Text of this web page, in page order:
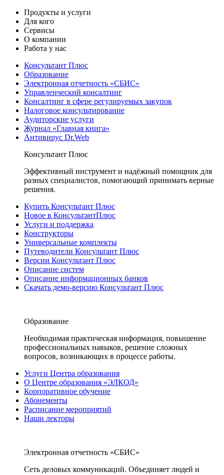
Продукты и услуги
Для кого
Сервисы
О компании
Работа у нас
Консультант Плюс
Образование
Электронная отчетность «СБИС»
Управленческий консалтинг
Консалтинг в сфере регулируемых закупок
Налоговое консультирование
Аудиторские услуги
Журнал «Главная книга»
Антивирус Dr.Web
Консультант Плюс
Эффективный инструмент и надёжный помощник для
разных специалистов, помогающий принимать верные
решения.
Купить Консультант Плюс
Новое в КонсультантПлюс
Услуги и поддержка
Конструкторы
Универсальные комплекты
Путеводители Консультант Плюс
Версии Консультант Плюс
Описание систем
Описание информационных банков
Скачать демо-версию Консультант Плюс
Образование
Необходимая практическая информация, повышение
профессиональных навыков, решение сложных
вопросов, возникающих в процессе работы.
Услуги Центра образования
О Центре образования «ЭЛКОД»
Корпоративное обучение
Абонементы
Расписание мероприятий
Наши лекторы
Электронная отчетность «СБИС»
Сеть деловых коммуникаций. Объединяет людей и